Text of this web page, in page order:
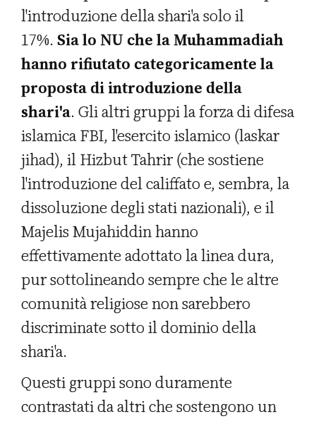
l'introduzione della shari'a solo il
17%. Sia lo NU che la Muhammadiah
hanno rifiutato categoricamente la
proposta di introduzione della
shari'a. Gli altri gruppi la forza di difesa
islamica FBI, l'esercito islamico (laskar
jihad), il Hizbut Tahrir (che sostiene
l'introduzione del califfato e, sembra, la
dissoluzione degli stati nazionali), e il
Majelis Mujahiddin hanno
effettivamente adottato la linea dura,
pur sottolineando sempre che le altre
comunità religiose non sarebbero
discriminate sotto il dominio della
shari'a.
Questi gruppi sono duramente
contrastati da altri che sostengono un